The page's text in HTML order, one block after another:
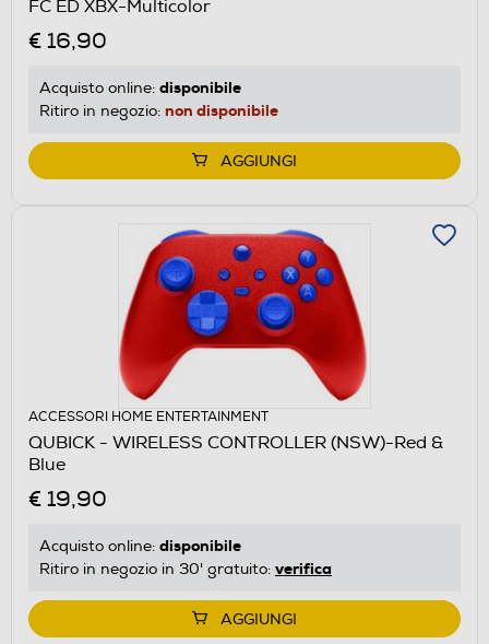
FC ED XBX-Multicolor
€ 16,90
Acquisto online: disponibile
Ritiro in negozio: non disponibile
AGGIUNGI
ACCESSORI HOME ENTERTAINMENT
QUBICK - WIRELESS CONTROLLER (NSW)-Red &
Blue
€ 19,90
Acquisto online: disponibile
Ritiro in negozio in 30' gratuito: verifica
AGGIUNGI